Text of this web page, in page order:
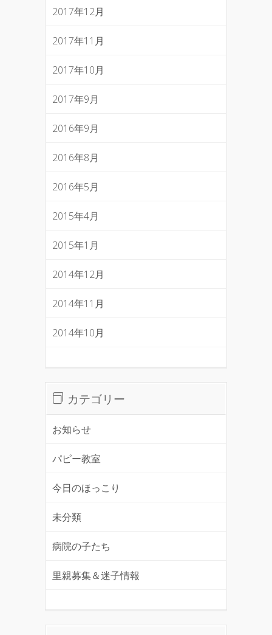
2017年12月
2017年11月
2017年10月
2017年9月
2016年9月
2016年8月
2016年5月
2015年4月
2015年1月
2014年12月
2014年11月
2014年10月
カテゴリー
お知らせ
パピー教室
今日のほっこり
未分類
病院の子たち
里親募集＆迷子情報